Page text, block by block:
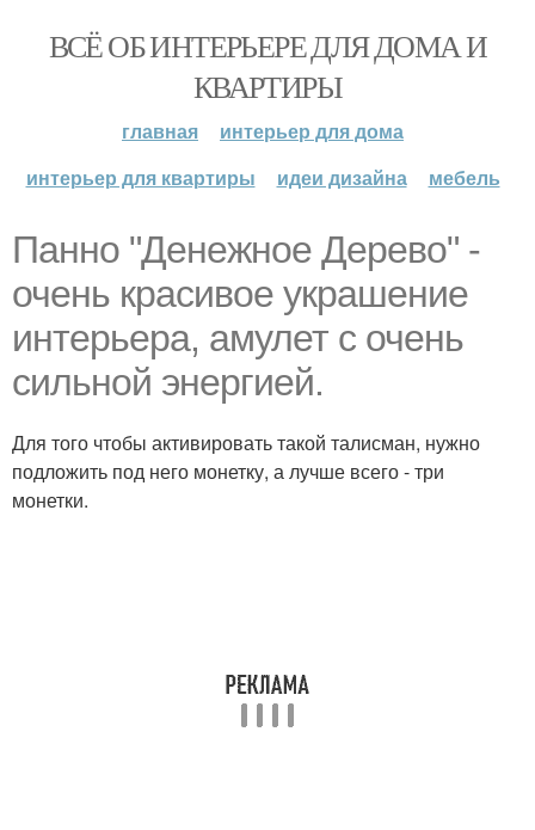
ВСЁ ОБ ИНТЕРЬЕРЕ ДЛЯ ДОМА И
КВАРТИРЫ
главная
интерьер для дома
интерьер для квартиры
идеи дизайна мебель
Панно "Денежное Дерево" -
очень красивое украшение
интерьера, амулет с очень
сильной энергией.
Для того чтобы активировать такой талисман, нужно
подложить под него монетку, а лучше всего - три
монетки.